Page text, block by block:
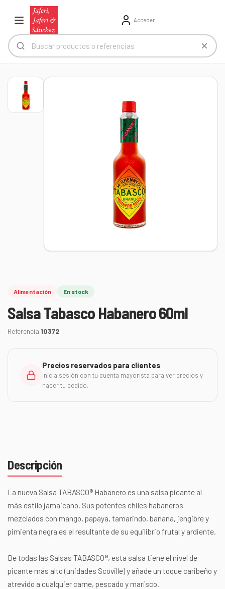
Acceder
Alimentación En stock
Salsa Tabasco Habanero 60ml
Referencia 10372
Precios reservados para clientes
Inicia sesión con tu cuenta mayorista para ver precios y
hacer tu pedido.
Descripción
La nueva Salsa TABASCO® Habanero es una salsa picante al
más estilo jamaicano. Sus potentes chiles habaneros
mezclados con mango, papaya, tamarindo, banana, jengibre y
pimienta negra es el resultante de su equilibrio frutal y ardiente.
De todas las Salsas TABASCO®, esta salsa tiene el nivel de
picante más alto (unidades Scoville) y añade un toque caribeño y
atrevido a cualquier carne, pescado y marisco.